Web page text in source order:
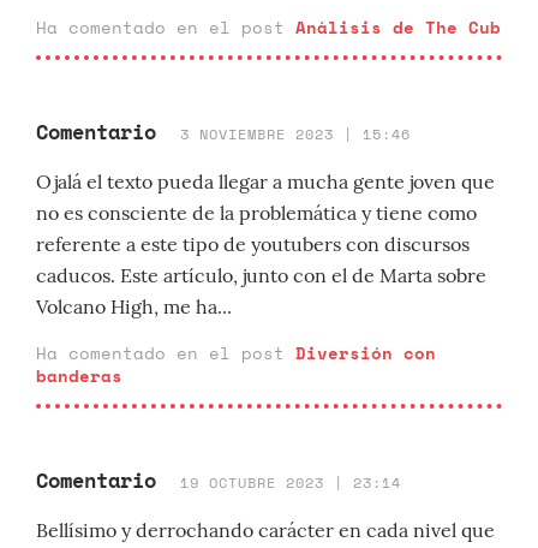
Ha comentado en el post Análisis de The Cub
Comentario 3 NOVIEMBRE 2023 | 15:46
Ojalá el texto pueda llegar a mucha gente joven que
no es consciente de la problemática y tiene como
referente a este tipo de youtubers con discursos
caducos. Este artículo, junto con el de Marta sobre
Volcano High, me ha...
Ha comentado en el post Diversión con
banderas
Comentario 19 OCTUBRE 2023 | 23:14
Bellísimo y derrochando carácter en cada nivel que